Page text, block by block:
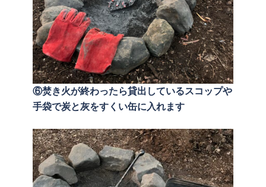
⑥焚き火が終わったら貸出しているスコップや
手袋で炭と灰をすくい缶に入れます